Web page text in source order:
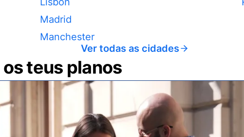
Madrid
Manchester
Ver todas as cidades
teus planos